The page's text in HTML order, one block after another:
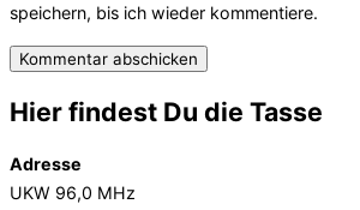
speichern, bis ich wieder kommentiere.
Hier findest Du die Tasse
Adresse
UKW 96,0 MHz